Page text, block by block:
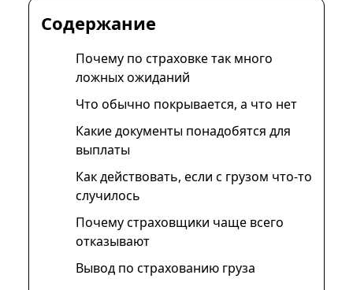
Содержание
Почему по страховке так много
ложных ожиданий
Что обычно покрывается, а что нет
Какие документы понадобятся для
выплаты
Как действовать, если с грузом что-то
случилось
Почему страховщики чаще всего
отказывают
Вывод по страхованию груза